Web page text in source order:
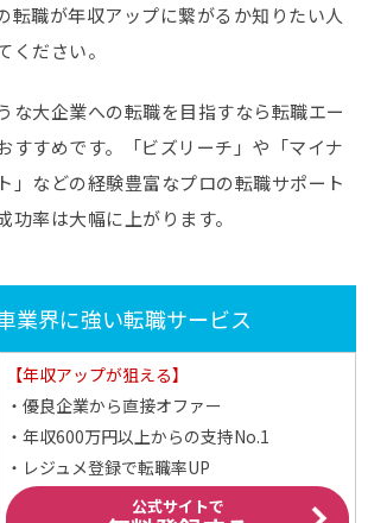
転職が年収アップに繋がるか知りたい人
ください。
な大企業への転職を目指すなら転職エー
すすめです。「ビズリーチ」や「マイナ
」などの経験豊富なプロの転職サポート
功率は大幅に上がります。
業界に強い転職サービス
【年収アップが狙える】
・優良企業から直接オファー
・年収600万円以上からの支持No.1
・レジュメ登録で転職率UP
公式サイトで